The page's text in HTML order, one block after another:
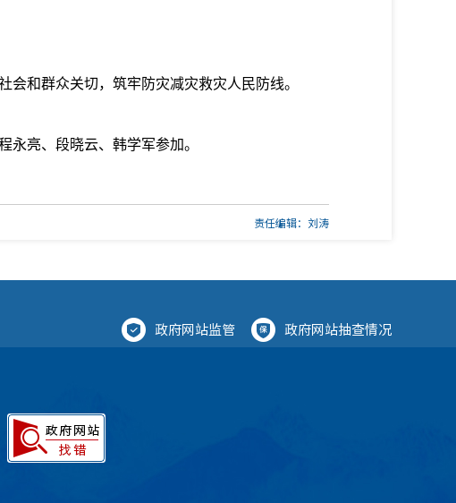
和群众关切，筑牢防灾减灾救灾人民防线。
亮、段晓云、韩学军参加。
责任编辑：刘涛
政府网站监管 政府网站抽查情况